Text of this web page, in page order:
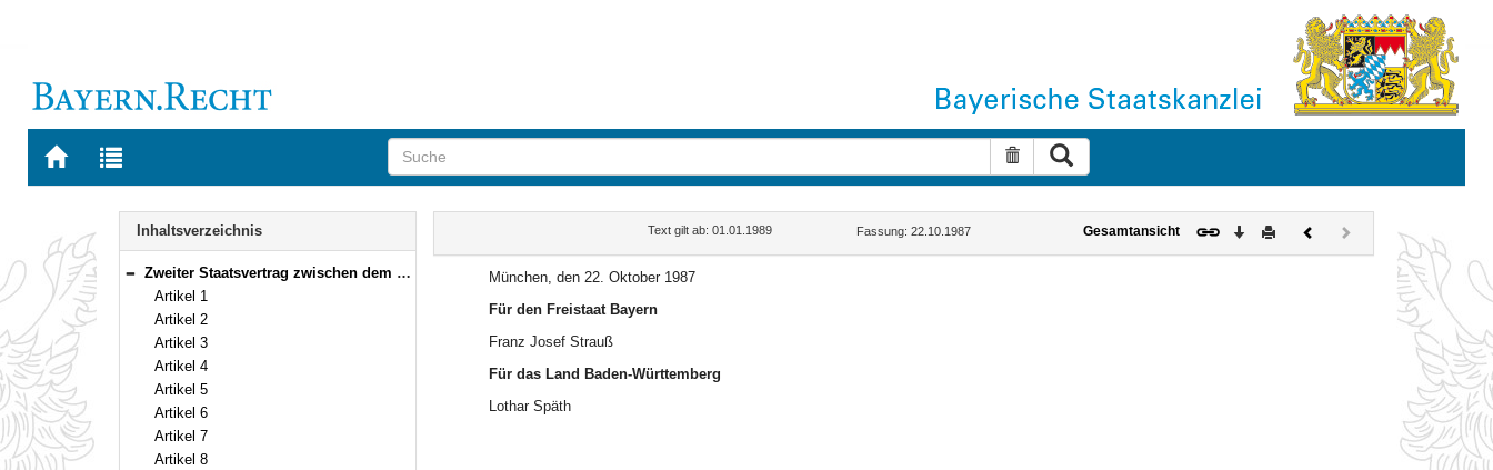
Zur
BAYERN.RECHT
Zur
letzten
Suche zurücksetzen
Navigation
Inhaltsverzeichnis
Bereich reduzieren
Zweiter Staatsvertrag zwischen dem Freistaat Bayern und dem Land Baden-Württemberg über die Änderung der Landesgrenze Vom 22. Oktober 1987 (Art. 1–28)
Artikel 1
Artikel 2
Artikel 3
Artikel 4
Artikel 5
Artikel 6
Artikel 7
Artikel 8
Text gilt ab: 01.01.1989 Fassung: 22.10.1987 Gesamtansicht Download
DruckenVorherigesNächstes
Dokument
(inaktiv)
München, den 22. Oktober 1987
Für den Freistaat Bayern
Franz Josef Strauß
Für das Land Baden-Württemberg
Lothar Späth